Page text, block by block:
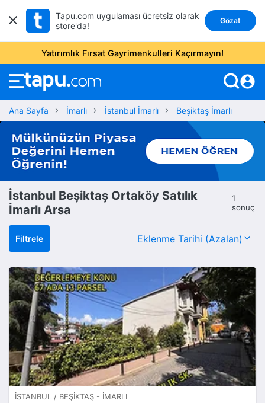
Tapu.com uygulaması ücretsiz olarak
store'da!
Gözat
Yatırımlık Fırsat Gayrimenkulleri Kaçırmayın!
account_circle
Ana Sayfa İmarlı İstanbul İmarlı Beşiktaş İmarlı
İstanbul Beşiktaş Ortaköy Satılık
İmarlı Arsa
1
sonuç
Filtrele
İSTANBUL / BEŞIKTAŞ - İMARLI